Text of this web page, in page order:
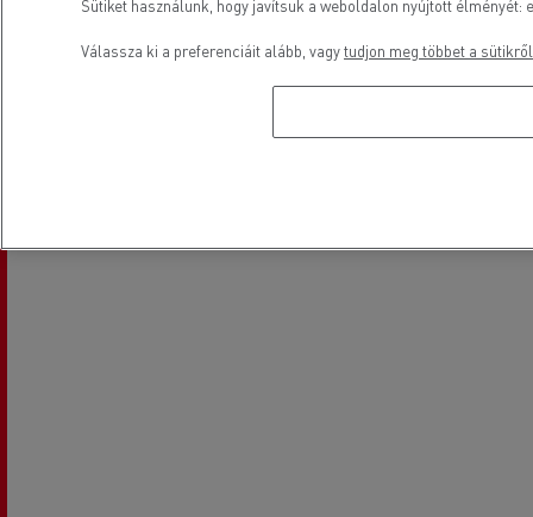
Elhelyezkedés
Sütiket használunk, hogy javítsuk a weboldalon nyújtott
Válassza ki a preferenciáit alább, vagytudjon meg többet a